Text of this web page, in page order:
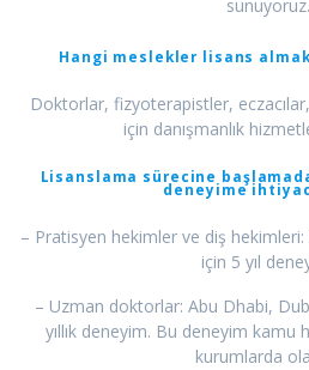
sunuyoruz.
Hangi meslekler lisans
Doktorlar, fizyoterapistler,
için danışmanlık
Lisanslama sürecine
deneyime
– Pratisyen hekimler ve diş
için 5 yıl
– Uzman doktorlar: Abu Dhabi,
yıllık deneyim. Bu deneyim kamu
kurumlarda